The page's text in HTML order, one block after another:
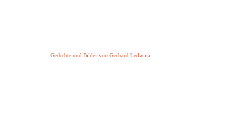
Gedichte und Bilder von Gerhard Ledwina